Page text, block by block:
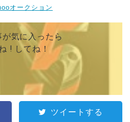
オークション
が気に入ったら
! してね！
ツイートする